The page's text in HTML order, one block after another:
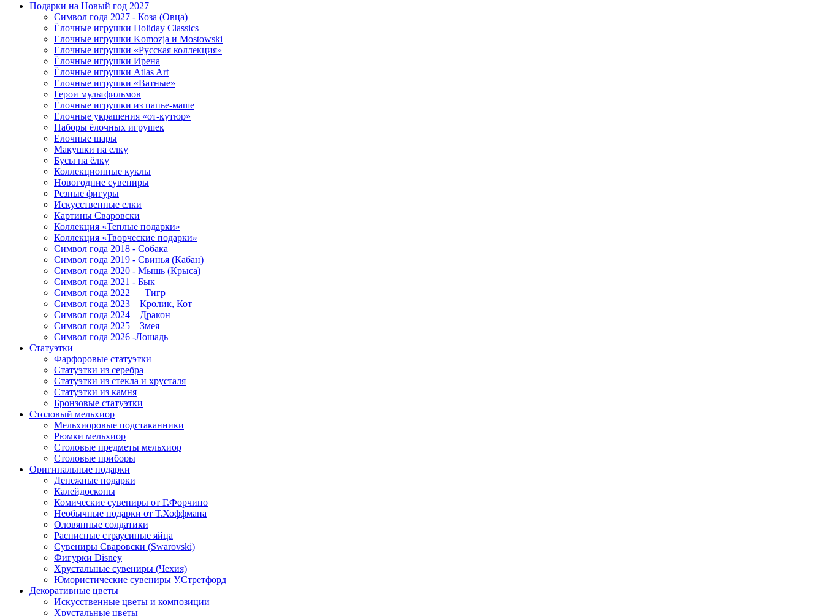
Подарки на Новый год 2027
Символ года 2027 - Коза (Овца)
Ёлочные игрушки Holiday Classics
Елочные игрушки Komozja и Mostowski
Елочные игрушки «Русская коллекция»
Ёлочные игрушки Ирена
Ёлочные игрушки Atlas Art
Елочные игрушки «Ватные»
Герои мультфильмов
Ёлочные игрушки из папье-маше
Елочные украшения «от-кутюр»
Наборы ёлочных игрушек
Елочные шары
Макушки на елку
Бусы на ёлку
Коллекционные куклы
Новогодние сувениры
Резные фигуры
Искусственные елки
Картины Сваровски
Коллекция «Теплые подарки»
Коллекция «Творческие подарки»
Символ года 2018 - Собака
Символ года 2019 - Свинья (Кабан)
Символ года 2020 - Мышь (Крыса)
Символ года 2021 - Бык
Символ года 2022 — Тигр
Символ года 2023 – Кролик, Кот
Символ года 2024 – Дракон
Символ года 2025 – Змея
Символ года 2026 -Лошадь
Статуэтки
Фарфоровые статуэтки
Статуэтки из серебра
Статуэтки из стекла и хрусталя
Статуэтки из камня
Бронзовые статуэтки
Столовый мельхиор
Мельхиоровые подстаканники
Рюмки мельхиор
Столовые предметы мельхиор
Столовые приборы
Оригинальные подарки
Денежные подарки
Калейдоскопы
Комические сувениры от Г.Форчино
Необычные подарки от Т.Хоффмана
Оловянные солдатики
Расписные страусиные яйца
Сувениры Сваровски (Swarovski)
Фигурки Disney
Хрустальные сувениры (Чехия)
Юмористические сувениры У.Стретфорд
Декоративные цветы
Искусственные цветы и композиции
Хрустальные цветы